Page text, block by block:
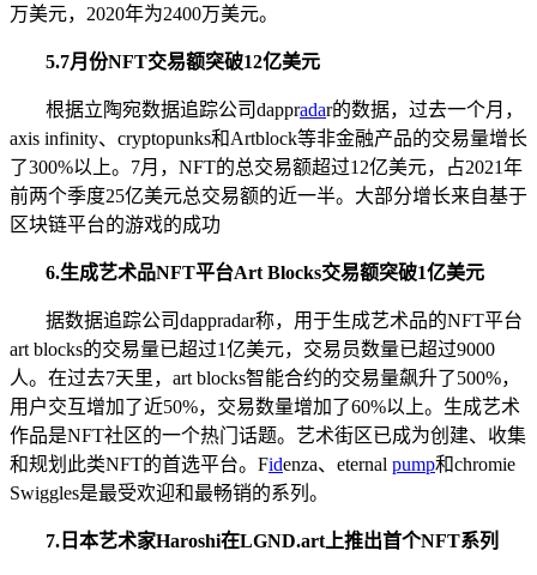
万美元，2020年为2400万美元。
5.7月份NFT交易额突破12亿美元
根据立陶宛数据追踪公司dappradar的数据，过去一个月，
axis infinity、cryptopunks和Artblock等非金融产品的交易量增长
了300%以上。7月，NFT的总交易额超过12亿美元，占2021年
前两个季度25亿美元总交易额的近一半。大部分增长来自基于
区块链平台的游戏的成功
6.生成艺术品NFT平台Art Blocks交易额突破1亿美元
据数据追踪公司dappradar称，用于生成艺术品的NFT平台
art blocks的交易量已超过1亿美元，交易员数量已超过9000
人。在过去7天里，art blocks智能合约的交易量飙升了500%，
用户交互增加了近50%，交易数量增加了60%以上。生成艺术
作品是NFT社区的一个热门话题。艺术街区已成为创建、收集
和规划此类NFT的首选平台。Fidenza、eternal pump和chromie
Swiggles是最受欢迎和最畅销的系列。
7. 日本艺术家Haroshi在LGND.art上推出首个NFT系列